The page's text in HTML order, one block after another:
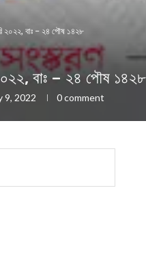
২০২২, বাঃ – ২৪ পৌষ ১৪২৮
বাঃ – ২৪ পৌষ ১৪২৮
9, 2022 0 comment